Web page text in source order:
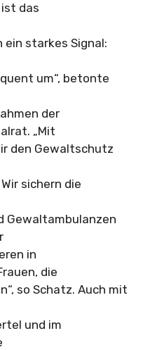
das
starkes Signal:
um“, betonte
der
„Mit
den Gewaltschutz
sichern die
Gewaltambulanzen
in
die
so Schatz. Auch mit
und im